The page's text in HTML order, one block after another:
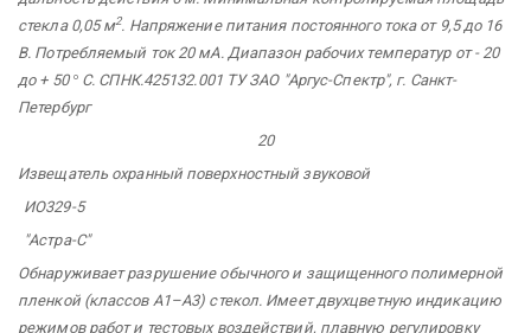
стекла 0,05 м2. Напряжение питания постоянного тока от 9,5 до 16
В. Потребляемый ток 20 мА. Диапазон рабочих температур от - 20
до + 50 °С. СПНК.425132.001 ТУ ЗАО "Аргус-Спектр", г. Санкт-
Петербург
20
Извещатель охранный поверхностный звуковой
ИО329-5
"Астра-С"
Обнаруживает разрушение обычного и защищенного полимерной
пленкой (классов А1–А3) стекол. Имеет двухцветную индикацию
режимов работ и тестовых воздействий, плавную регулировку